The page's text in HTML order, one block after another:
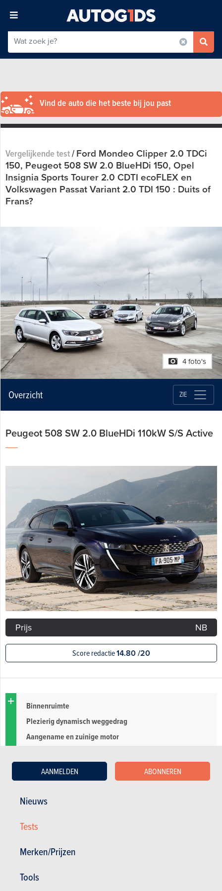
Nieuws
Tests
Merken/Prijzen
Tools
AANMELDEN ABONNEREN
Vind de auto die het beste bij jou past
Vergelijkende test/Ford Mondeo Clipper 2.0 TDCi
150, Peugeot 508 SW 2.0 BlueHDi 150, Opel
Insignia Sports Tourer 2.0 CDTI ecoFLEX en
Volkswagen Passat Variant 2.0 TDI 150 : Duits of
Frans?
4 foto's
Overzicht ZIE
Peugeot 508 SW 2.0 BlueHDi 110kW S/S Active
Prijs NB
Score redactie14.80 /20
Binnenruimte
Plezierig dynamisch weggedrag
Aangename en zuinige motor
Royale koffer
Rijbereik
Gebrek aan opbergmogelijkheden
Weinig communicatief en soms zwaar stuur
Hoge prijzen